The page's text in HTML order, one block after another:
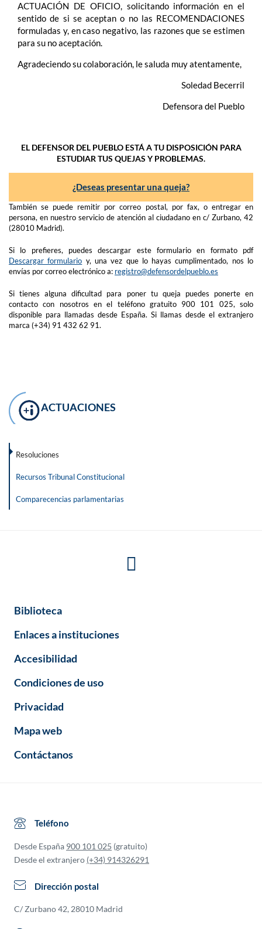
ACTUACIÓN DE OFICIO, solicitando información en el
sentido de si se aceptan o no las RECOMENDACIONES
formuladas y, en caso negativo, las razones que se estimen
para su no aceptación.
Agradeciendo su colaboración, le saluda muy atentamente,
Soledad Becerril
Defensora del Pueblo
EL DEFENSOR DEL PUEBLO ESTÁ A TU DISPOSICIÓN PARA
ESTUDIAR TUS QUEJAS Y PROBLEMAS.
¿Deseas presentar una queja?
También se puede remitir por correo postal, por fax, o entregar en
persona, en nuestro servicio de atención al ciudadano en c/ Zurbano, 42
(28010 Madrid).
Si lo prefieres, puedes descargar este formulario en formato pdf
Descargar formulario y, una vez que lo hayas cumplimentado, nos lo
envías por correo electrónico a: registro@defensordelpueblo.es
Si tienes alguna dificultad para poner tu queja puedes ponerte en
contacto con nosotros en el teléfono gratuito 900 101 025, solo
disponible para llamadas desde España. Si llamas desde el extranjero
marca (+34) 91 432 62 91.
ACTUACIONES
Resoluciones
Recursos Tribunal Constitucional
Comparecencias parlamentarias
Biblioteca
Enlaces a instituciones
Accesibilidad
Condiciones de uso
Privacidad
Mapa web
Contáctanos
Teléfono
Desde España 900 101 025 (gratuito)
Desde el extranjero (+34) 914326291
Dirección postal
C/ Zurbano 42, 28010 Madrid